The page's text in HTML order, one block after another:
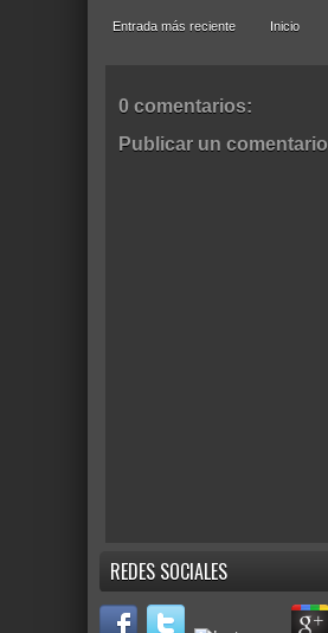
Entrada más reciente Inicio
0 comentarios:
Publicar un comentario
REDES SOCIALES